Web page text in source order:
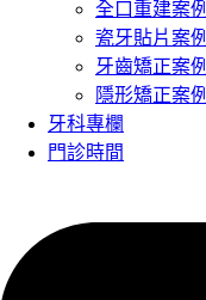
全口重建案例
瓷牙貼片案例
牙齒矯正案例
隱形矯正案例
牙科專欄
門診時間